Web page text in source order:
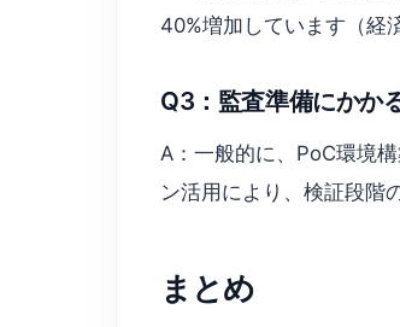
40%増加しています（経
Q3：監査準備にかか
A：一般的に、PoC環境
ン活用により、検証段階
まとめ